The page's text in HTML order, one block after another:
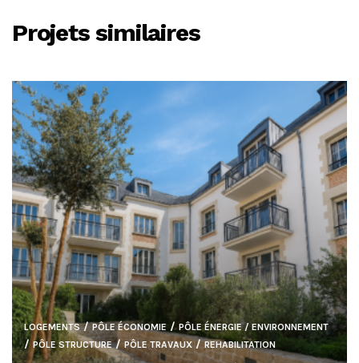
Projets similaires
LOGEMENTS/PÔLE ÉCONOMIE / PÔLE ÉNERGIE / ENVIRONNEMENT
/ PÔLE STRUCTURE/PÔLE TRAVAUX/REHABILITATION